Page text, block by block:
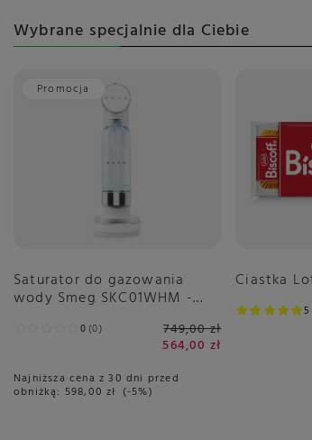
Wybrane specjalnie dla Ciebie
Promocja
0 0
Saturator do gazowania
wody Smeg SKC01WHM -
749,00 zł
564,00 zł
Najniższa cena z 30 dni przed
obniżką: 598,00 zł -5%
5
Ciastka